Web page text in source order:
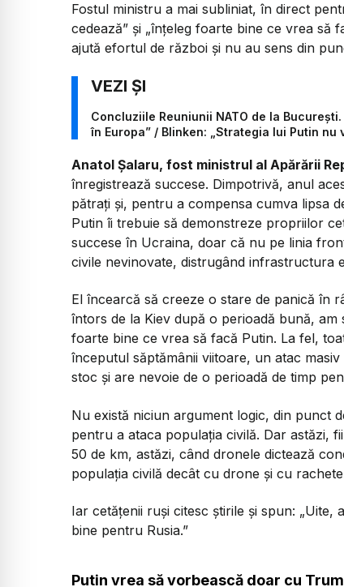
Fostul ministru a mai subliniat, în direct
cedează” și „înțeleg foarte bine ce vrea să
ajută efortul de război și nu au sens din
Concluziile Reuniunii NATO de la
în Europa” / Blinken: „Strategia lui Putin nu
Anatol Șalaru, fost ministrul al Apărării
înregistrează succese. Dimpotrivă, anul
pătrați și, pentru a compensa cumva lipsa
Putin îi trebuie să demonstreze propriilor
succese în Ucraina, doar că nu pe linia
civile nevinovate, distrugând infrastructura
El încearcă să creeze o stare de panică în
întors de la Kiev după o perioadă bună,
foarte bine ce vrea să facă Putin. La fel,
începutul săptămânii viitoare, un atac
stoc și are nevoie de o perioadă de timp
Nu există niciun argument logic, din punct
pentru a ataca populația civilă. Dar astăzi,
50 de km, astăzi, când dronele dictează
populația civilă decât cu drone și cu
Iar cetățenii ruși citesc știrile și spun:
bine pentru Rusia.”
Putin vrea să vorbească doar cu